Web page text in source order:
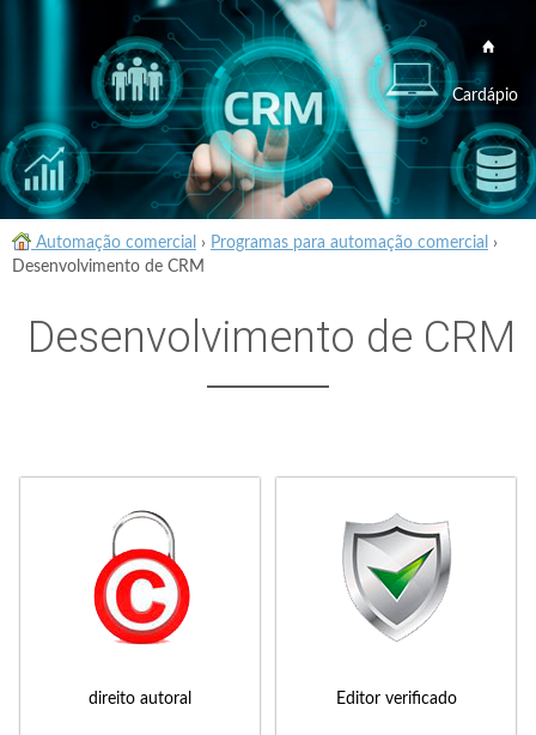
Cardápio
Automação comercial › Programas para automação comercial
›
Desenvolvimento de CRM
Desenvolvimento de CRM
direito autoral Editor verificado